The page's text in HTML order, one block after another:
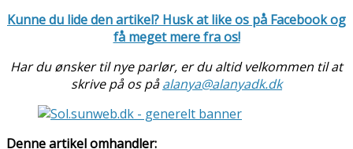
Kunne du lide den artikel? Husk at like os på Facebook og
få meget mere fra os!
Har du ønsker til nye parlør, er du altid velkommen til at
skrive på os påalanya@alanyadk.dk
Denne artikel omhandler: